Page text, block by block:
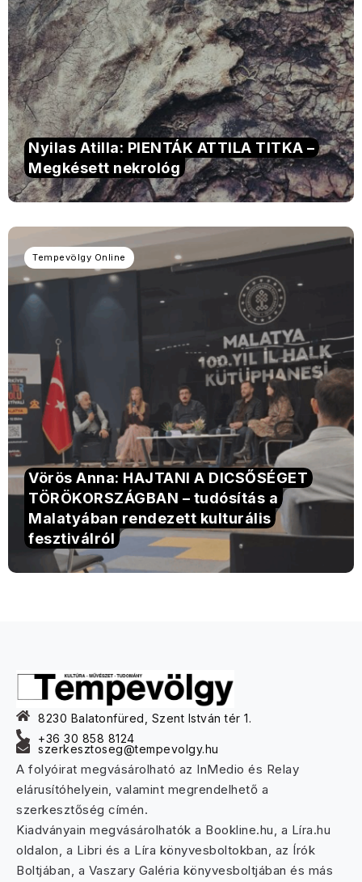
Nyilas Atilla: PIENTÁK ATTILA TITKA –
Megkésett nekrológ
Tempevölgy Online
Vörös Anna: HAJTANI A DICSŐSÉGET
TÖRÖKORSZÁGBAN – tudósítás a
Malatyában rendezett kulturális
fesztiválról
8230 Balatonfüred, Szent István tér 1.
+36 30 858 8124
szerkesztoseg@tempevolgy.hu
A folyóirat megvásárolható az InMedio és Relay
elárusítóhelyein, valamint megrendelhető a
szerkesztőség címén.
Kiadványain megvásárolhatók a Bookline.hu, a Líra.hu
oldalon, a Libri és a Líra könyvesboltokban, az Írók
Boltjában, a Vaszary Galéria könyvesboltjában és más